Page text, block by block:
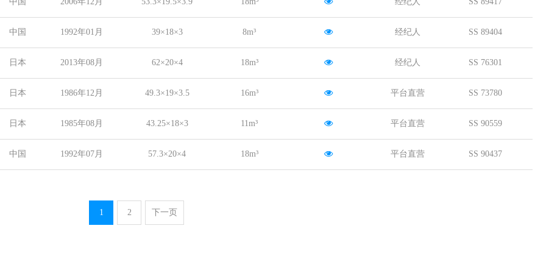
中国 1992年01月 39×18×3 8m³ 经纪人 SS 89404
日本 2013年08月 62×20×4 18m³ 经纪人 SS 76301
日本 1986年12月 49.3×19×3.5 16m³ 平台直营 SS 73780
日本 1985年08月 43.25×18×3 11m³ 平台直营 SS 90559
中国 1992年07月 57.3×20×4 18m³ 平台直营 SS 90437
1 2 下一页